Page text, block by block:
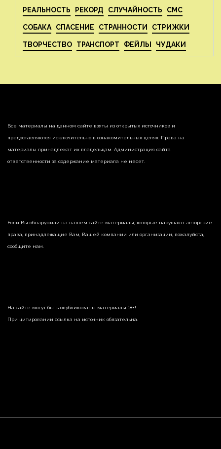
РЕАЛЬНОСТЬ РЕКОРД СЛУЧАЙНОСТЬ СМС
СОБАКА СПАСЕНИЕ СТРАННОСТИ СТРИЖКИ
ТВОРЧЕСТВО ТРАНСПОРТ ФЕЙЛЫ ЧУДАКИ
Все материалы на данном сайте взяты из открытых источников и
предоставляются исключительно в ознакомительных целях. Права на
материалы принадлежат их владельцам. Администрация сайта
ответственности за содержание материала не несет.
Если Вы обнаружили на нашем сайте материалы, которые нарушают авторские
права, принадлежащие Вам, Вашей компании или организации, пожалуйста,
сообщите нам.
На сайте могут быть опубликованы материалы 18+!
При цитировании ссылка на источник обязательна.